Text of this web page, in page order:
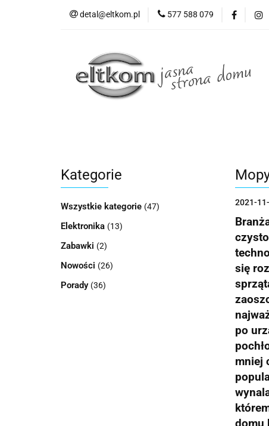
detal@eltkom.pl 577 588 079
O nas Informacje
Kategorie
Wszystkie kategorie (47)
Elektronika (13)
Zabawki (2)
Nowości (26)
Porady (36)
2021-
się
po
mniej